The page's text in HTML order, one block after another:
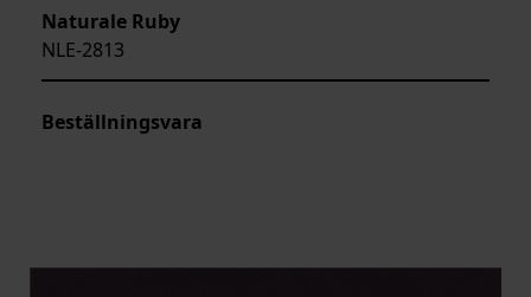
Naturale Ruby
NLE-2813
Beställningsvara